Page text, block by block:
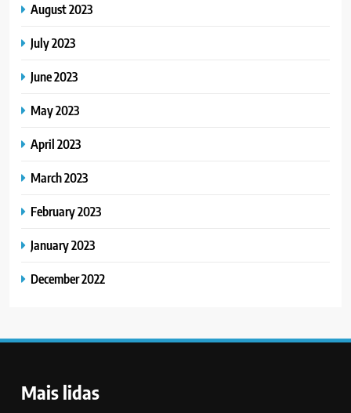
August 2023
July 2023
June 2023
May 2023
April 2023
March 2023
February 2023
January 2023
December 2022
Mais lidas